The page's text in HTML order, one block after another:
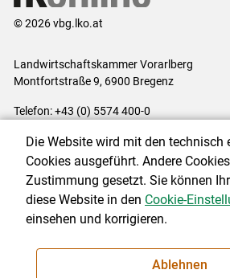
© 2026 vbg.lko.at
Landwirtschaftskammer Vorarlberg
Montfortstraße 9, 6900 Bregenz
Telefon: +43 (0) 5574 400-0
Impressum|Kontakt|
Cookie-Einstellungen
NEWSLETTER
Die Website wird mit den technisch
Cookies ausgeführt. Andere
Zustimmung gesetzt. Sie können
diese Website in den Cookie-
einsehen und korrigieren.
Ablehnen